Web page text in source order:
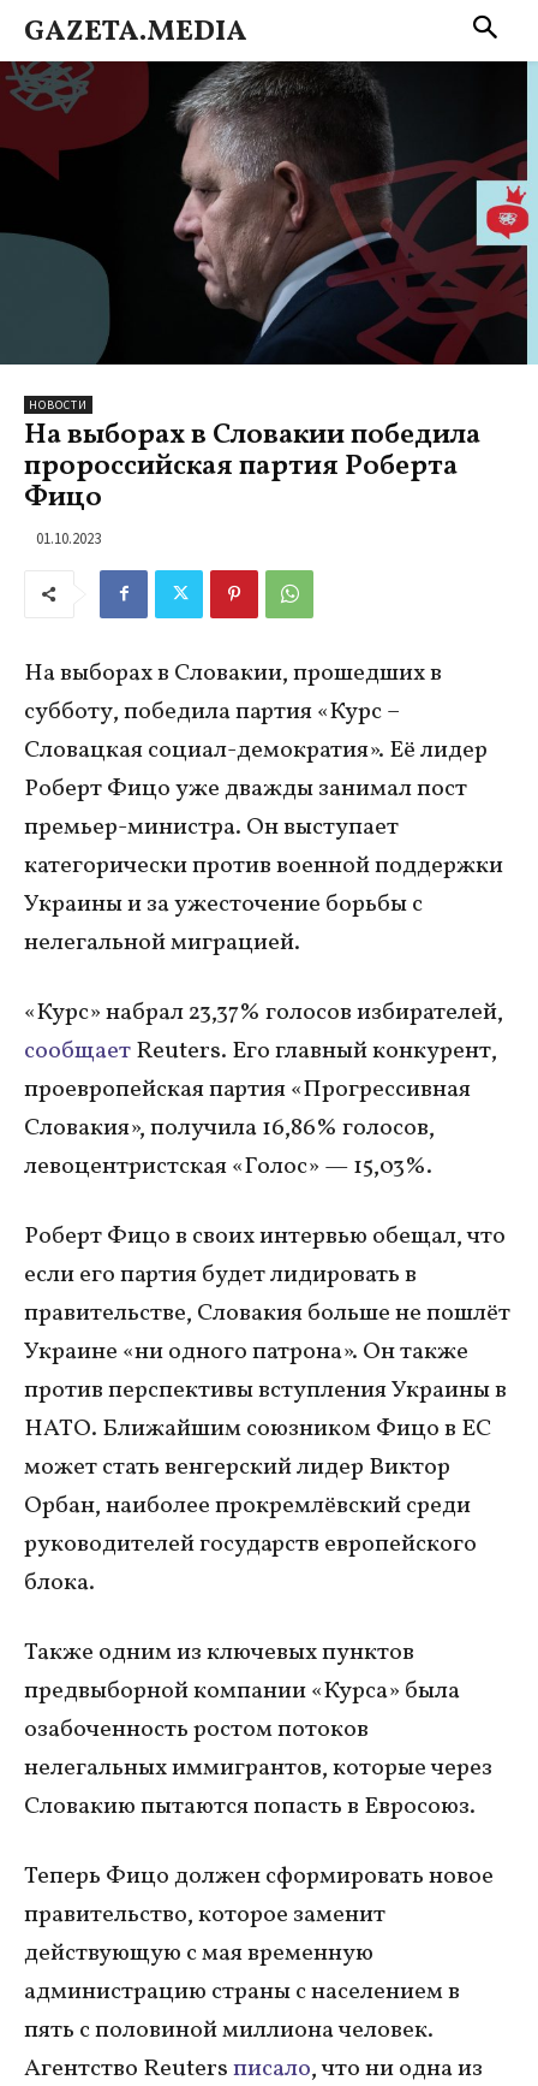
GAZETA.MEDIA
НОВОСТИ
На выборах в Словакии победила
пророссийская партия Роберта
Фицо
01.10.2023
На выборах в Словакии, прошедших в
субботу, победила партия «Курс –
Словацкая социал-демократия». Её лидер
Роберт Фицо уже дважды занимал пост
премьер-министра. Он выступает
категорически против военной поддержки
Украины и за ужесточение борьбы с
нелегальной миграцией.
«Курс» набрал 23,37% голосов избирателей,
сообщаетReuters. Его главный конкурент,
проевропейская партия «Прогрессивная
Словакия», получила 16,86% голосов,
левоцентристская «Голос» — 15,03%.
Роберт Фицо в своих интервью обещал, что
если его партия будет лидировать в
правительстве, Словакия больше не пошлёт
Украине «ни одного патрона». Он также
против перспективы вступления Украины в
НАТО. Ближайшим союзником Фицо в ЕС
может стать венгерский лидер Виктор
Орбан, наиболее прокремлёвский среди
руководителей государств европейского
блока.
Также одним из ключевых пунктов
предвыборной компании «Курса» была
озабоченность ростом потоков
нелегальных иммигрантов, которые через
Словакию пытаются попасть в Евросоюз.
Теперь Фицо должен сформировать новое
правительство, которое заменит
действующую с мая временную
администрацию страны с населением в
пять с половиной миллиона человек.
Агентство Reutersписало, что ни одна из